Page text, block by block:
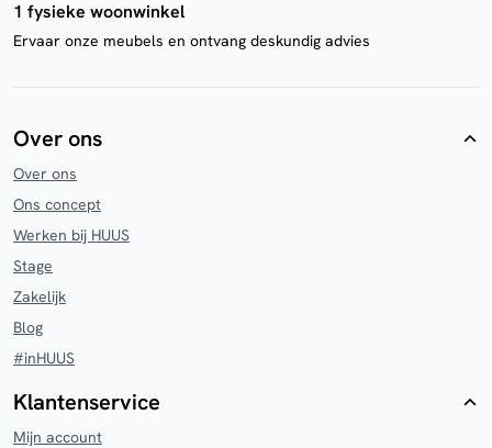
1 fysieke woonwinkel
Ervaar onze meubels en ontvang deskundig advies
Over ons
Over ons
Ons concept
Werken bij HUUS
Stage
Zakelijk
Blog
#inHUUS
Klantenservice
Mijn account